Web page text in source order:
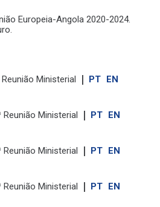
Europeia-Angola 2020-2024.
Ministerial | PT EN
Reunião Ministerial | PT EN
Reunião Ministerial | PT EN
Reunião Ministerial | PT EN